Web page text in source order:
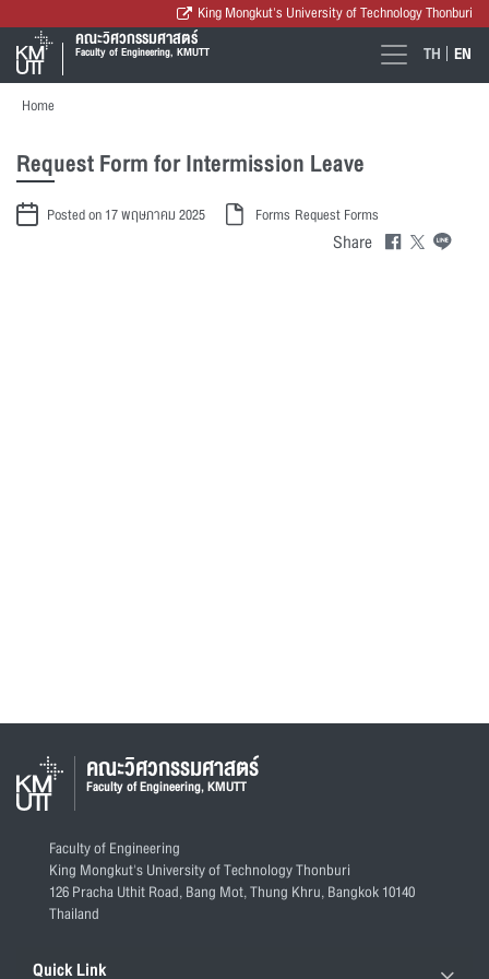
King Mongkut's University of Technology Thonburi
คณะวิศวกรรมศาสตร์
Faculty of Engineering, KMUTT TH EN
Home
Request Form for Intermission Leave
Posted on 17 พฤษภาคม 2025 Forms Request Forms
Share
คณะวิศวกรรมศาสตร์
Faculty of Engineering, KMUTT
Faculty of Engineering
King Mongkut's University of Technology Thonburi
126 Pracha Uthit Road, Bang Mot, Thung Khru, Bangkok 10140
Thailand
Quick Link